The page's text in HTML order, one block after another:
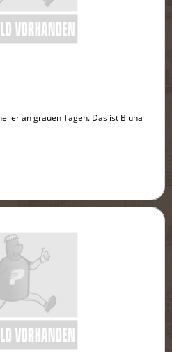
an grauen Tagen. Das ist Bluna